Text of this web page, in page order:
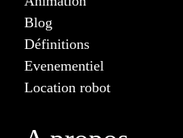
Blog
Définitions
Evenementiel
Location robot